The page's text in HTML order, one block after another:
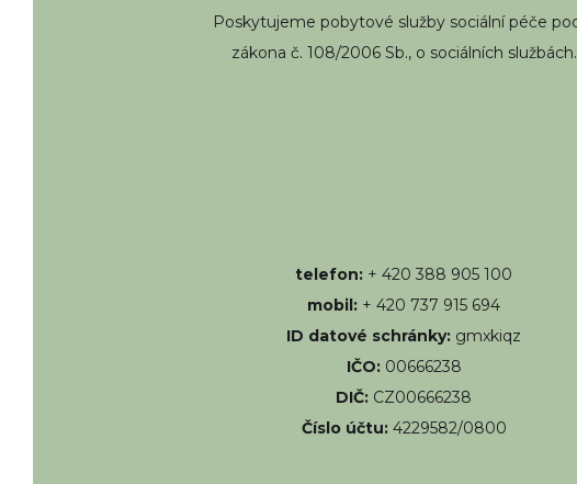
Poskytujeme pobytové služby sociální péče
zákona č. 108/2006 Sb., o sociálních službách.
telefon: + 420 388 905 100
mobil: + 420 737 915 694
ID datové schránky: gmxkiqz
IČO:00666238
DIČ: CZ00666238
Číslo účtu: 4229582/0800